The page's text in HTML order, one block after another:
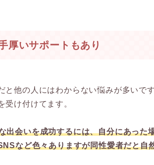
厚いサポートもあり
と他の人にはわからない悩みが多いで
受け付けてます。
出会いを成功するには、自分にあった
など色々ありますが同性愛者だと自